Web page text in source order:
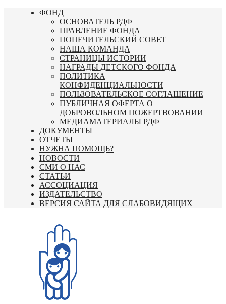
Перейти
ФОНД
ОСНОВАТЕЛЬ РДФ
ПРАВЛЕНИЕ ФОНДА
ПОПЕЧИТЕЛЬСКИЙ СОВЕТ
НАША КОМАНДА
СТРАНИЦЫ ИСТОРИИ
НАГРАДЫ ДЕТСКОГО ФОНДА
ПОЛИТИКА
КОНФИДЕНЦИАЛЬНОСТИ
ПОЛЬЗОВАТЕЛЬСКОЕ СОГЛАШЕНИЕ
ПУБЛИЧНАЯ ОФЕРТА О
ДОБРОВОЛЬНОМ ПОЖЕРТВОВАНИИ
МЕДИАМАТЕРИАЛЫ РДФ
ДОКУМЕНТЫ
ОТЧЕТЫ
НУЖНА ПОМОЩЬ?
НОВОСТИ
СМИ О НАС
СТАТЬИ
АССОЦИАЦИЯ
ИЗДАТЕЛЬСТВО
ВЕРСИЯ САЙТА ДЛЯ СЛАБОВИДЯЩИХ